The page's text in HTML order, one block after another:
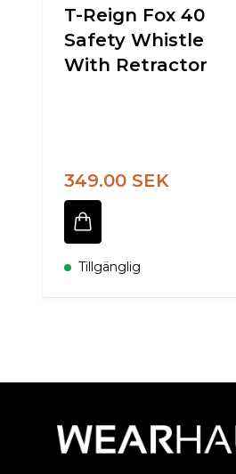
T-Reign Fox 40
Safety Whistle
With Retractor
349.00 SEK
Tillgänglig